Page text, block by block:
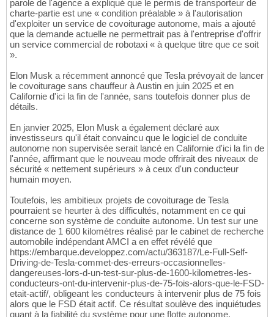
parole de l'agence a expliqué que le permis de transporteur de
charte-partie est une « condition préalable » à l'autorisation
d'exploiter un service de covoiturage autonome, mais a ajouté
que la demande actuelle ne permettrait pas à l'entreprise d'offrir
un service commercial de robotaxi « à quelque titre que ce soit
».
Elon Musk a récemment annoncé que Tesla prévoyait de lancer
le covoiturage sans chauffeur à Austin en juin 2025 et en
Californie d'ici la fin de l'année, sans toutefois donner plus de
détails.
En janvier 2025, Elon Musk a également déclaré aux
investisseurs qu'il était convaincu que le logiciel de conduite
autonome non supervisée serait lancé en Californie d'ici la fin de
l'année, affirmant que le nouveau mode offrirait des niveaux de
sécurité « nettement supérieurs » à ceux d'un conducteur
humain moyen.
Toutefois, les ambitieux projets de covoiturage de Tesla
pourraient se heurter à des difficultés, notamment en ce qui
concerne son système de conduite autonome. Un test sur une
distance de 1 600 kilomètres réalisé par le cabinet de recherche
automobile indépendant AMCI a en effet révélé que
https://embarque.developpez.com/actu/363187/Le-Full-Self-
Driving-de-Tesla-commet-des-erreurs-occasionnelles-
dangereuses-lors-d-un-test-sur-plus-de-1600-kilometres-les-
conducteurs-ont-du-intervenir-plus-de-75-fois-alors-que-le-FSD-
etait-actif/, obligeant les conducteurs à intervenir plus de 75 fois
alors que le FSD était actif. Ce résultat soulève des inquiétudes
quant à la fiabilité du système pour une flotte autonome.